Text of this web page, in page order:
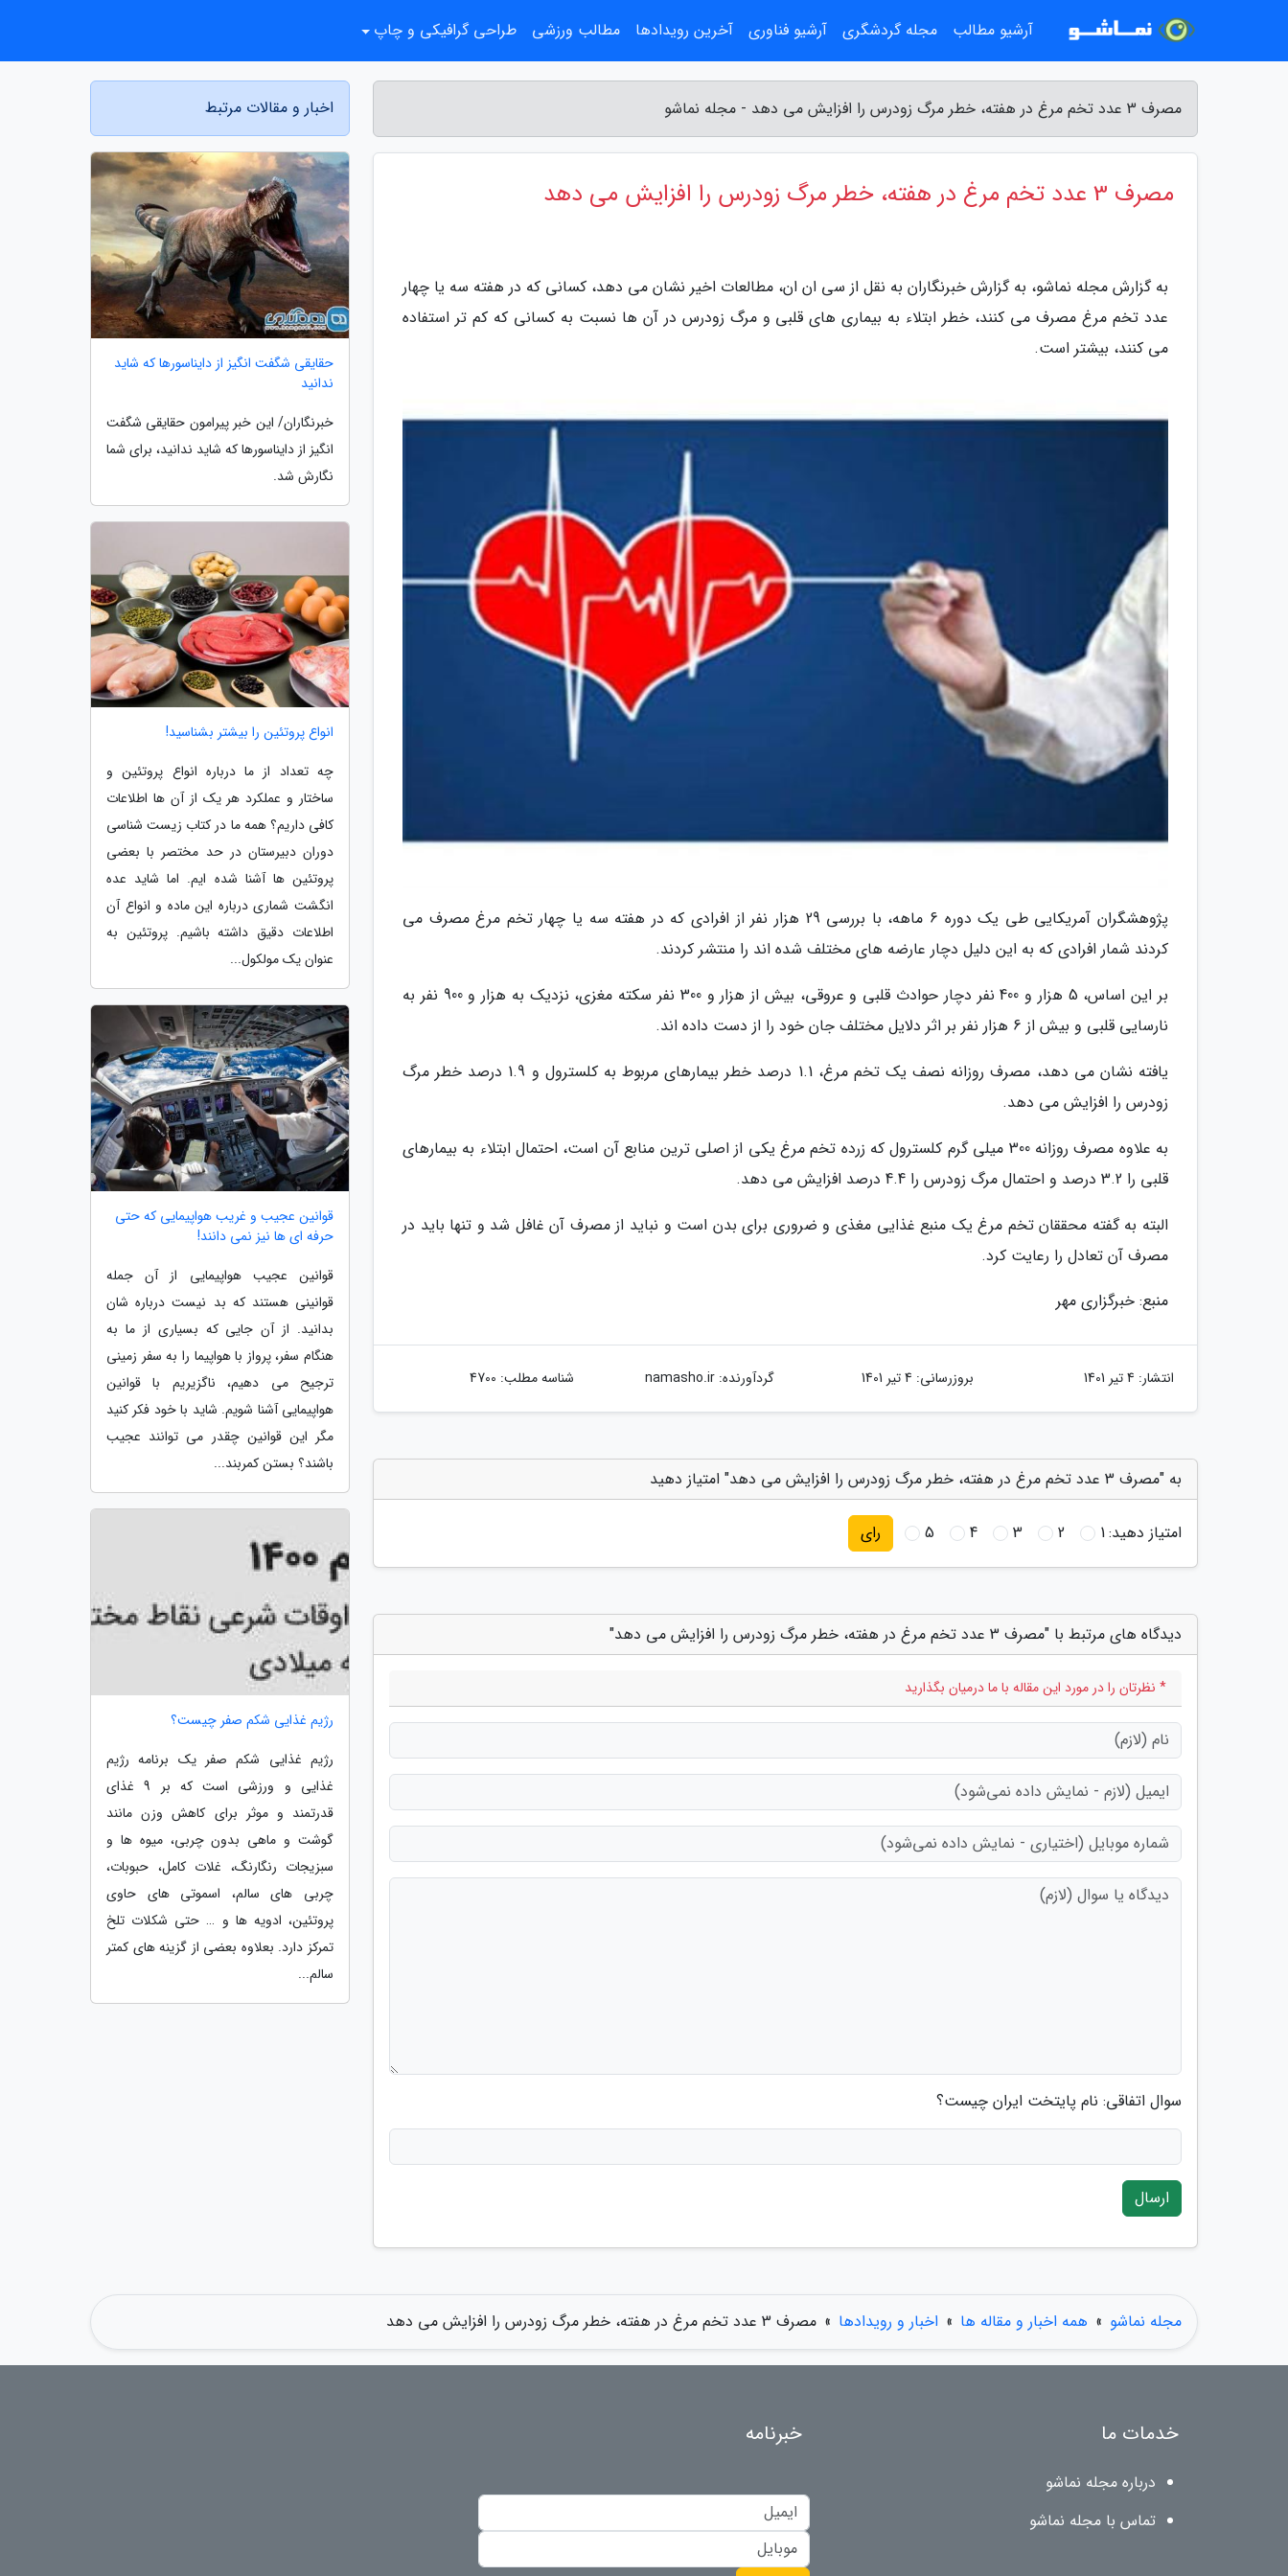
مصرف 3 عدد تخم مرغ در هفته، خطر مرگ زودرس را افزایش می دهد - مجله نماشو
مصرف 3 عدد تخم مرغ در هفته، خطر مرگ زودرس را افزایش می دهد
به گزارش مجله نماشو، به گزارش خبرنگاران به نقل از سی ان ان، مطالعات اخیر نشان می دهد، کسانی که در هفته سه یا چهار
عدد تخم مرغ مصرف می کنند، خطر ابتلاء به بیماری های قلبی و مرگ زودرس در آن ها نسبت به کسانی که کم تر استفاده
می کنند، بیشتر است.
پژوهشگران آمریکایی طی یک دوره 6 ماهه، با بررسی 29 هزار نفر از افرادی که در هفته سه یا چهار تخم مرغ مصرف می
کردند شمار افرادی که به این دلیل دچار عارضه های مختلف شده اند را منتشر کردند.
بر این اساس، 5 هزار و 400 نفر دچار حوادث قلبی و عروقی، بیش از هزار و 300 نفر سکته مغزی، نزدیک به هزار و 900 نفر به
نارسایی قلبی و بیش از 6 هزار نفر بر اثر دلایل مختلف جان خود را از دست داده اند.
یافته نشان می دهد، مصرف روزانه نصف یک تخم مرغ، 1.1 درصد خطر بیمارهای مربوط به کلسترول و 1.9 درصد خطر مرگ
زودرس را افزایش می دهد.
به علاوه مصرف روزانه 300 میلی گرم کلسترول که زرده تخم مرغ یکی از اصلی ترین منابع آن است، احتمال ابتلاء به بیمارهای
قلبی را 3.2 درصد و احتمال مرگ زودرس را 4.4 درصد افزایش می دهد.
البته به گفته محققان تخم مرغ یک منبع غذایی مغذی و ضروری برای بدن است و نباید از مصرف آن غافل شد و تنها باید در
مصرف آن تعادل را رعایت کرد.
منبع: خبرگزاری مهر
انتشار: 4 تیر 1401 بروزرسانی: 4 تیر 1401 گردآورنده:namasho.ir شناسه مطلب: 4700
به "مصرف 3 عدد تخم مرغ در هفته، خطر مرگ زودرس را افزایش می دهد" امتیاز دهید
امتیاز دهید:1
2
3
4
5 رای
دیدگاه های مرتبط با "مصرف 3 عدد تخم مرغ در هفته، خطر مرگ زودرس را افزایش می دهد"
* نظرتان را در مورد این مقاله با ما درمیان بگذارید
سوال اتفاقی: نام پایتخت ایران چیست؟
ارسال
اخبار و مقالات مرتبط
حقایقی شگفت انگیز از دایناسورها که شاید
ندانید
خبرنگاران/ این خبر پیرامون حقایقی شگفت
انگیز از دایناسورها که شاید ندانید، برای شما
نگارش شد.
انواع پروتئین را بیشتر بشناسید!
چه تعداد از ما درباره انواع پروتئین و
ساختار و عملکرد هر یک از آن ها اطلاعات
کافی داریم؟ همه ما در کتاب زیست شناسی
دوران دبیرستان در حد مختصر با بعضی
پروتئین ها آشنا شده ایم. اما شاید عده
انگشت شماری درباره این ماده و انواع آن
اطلاعات دقیق داشته باشیم. پروتئین به
عنوان یک مولکول...
قوانین عجیب و غریب هواپیمایی که حتی
حرفه ای ها نیز نمی دانند!
قوانین عجیب هواپیمایی از آن جمله
قوانینی هستند که بد نیست درباره شان
بدانید. از آن جایی که بسیاری از ما به
هنگام سفر، پرواز با هواپیما را به سفر زمینی
ترجیح می دهیم، ناگزیریم با قوانین
هواپیمایی آشنا شویم. شاید با خود فکر کنید
مگر این قوانین چقدر می توانند عجیب
باشند؟ بستن کمربند...
رژیم غذایی شکم صفر چیست؟
رژیم غذایی شکم صفر یک برنامه رژیم
غذایی و ورزشی است که بر 9 غذای
قدرتمند و موثر برای کاهش وزن مانند
گوشت و ماهی بدون چربی، میوه ها و
سبزیجات رنگارنگ، غلات کامل، حبوبات،
چربی های سالم، اسموتی های حاوی
پروتئین، ادویه ها و … حتی شکلات تلخ
تمرکز دارد. بعلاوه بعضی از گزینه های کمتر
سالم...
مجله نماشو » همه اخبار و مقاله ها » اخبار و رویدادها » مصرف 3 عدد تخم مرغ در هفته، خطر مرگ زودرس را افزایش می دهد
آرشیو مطالب مجله گردشگری آرشیو فناوری آخرین رویدادها مطالب ورزشی طراحی گرافیکی و چاپ
خدمات ما
درباره مجله نماشو
تماس با مجله نماشو
خبرنامه